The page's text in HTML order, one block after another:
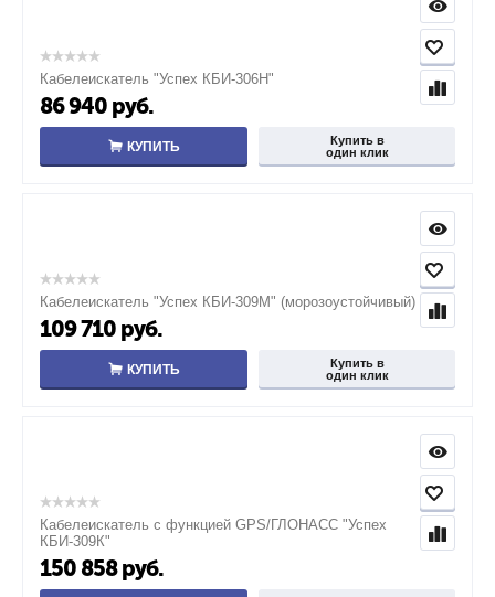
Кабелеискатель "Успех КБИ-306Н"
86 940 руб.
КУПИТЬ
Купить в
один клик
Кабелеискатель "Успех КБИ-309М" (морозоустойчивый)
109 710 руб.
КУПИТЬ
Купить в
один клик
Кабелеискатель с функцией GPS/ГЛОНАСС "Успех
КБИ-309К"
150 858 руб.